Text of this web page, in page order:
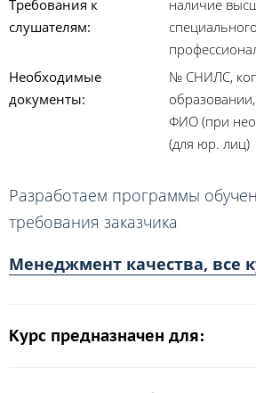
Требования к
слушателям:
наличие
Необходимые
документы:
№ СНИЛС,
ФИО (при
(для юр. лиц)
Разработаем программы
требования заказчика
Менеджмент качества, все
Курс предназначен для: